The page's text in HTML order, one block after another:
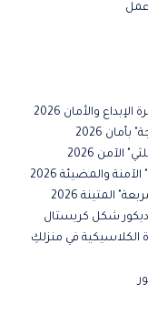
عمل
والأمان 2026
2026
2026
والمضيئة 2026
المتينة 2026
شكل كريستال
في منزلكِ